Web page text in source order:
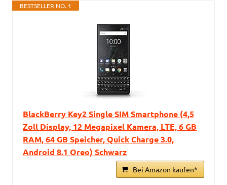
BESTSELLER NO. 1
BlackBerry Key2 Single SIM Smartphone (4,5
Zoll Display, 12 Megapixel Kamera, LTE, 6 GB
RAM, 64 GB Speicher, Quick Charge 3.0,
Android 8.1 Oreo) Schwarz
Bei Amazon kaufen*